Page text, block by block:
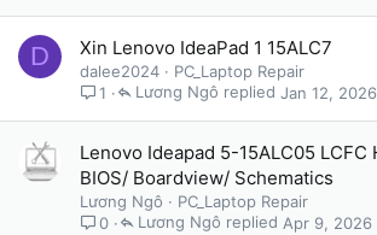
D Xin Lenovo IdeaPad 1 15ALC7
dalee2024
PC_Laptop Repair
1
Jan 12, 2026
Lương Ngô
Lenovo Ideapad 5-15ALC05 LCFC
BIOS/ Boardview/ Schematics
Lương Ngô
PC_Laptop Repair
0
Apr 9, 2026
Lương Ngô